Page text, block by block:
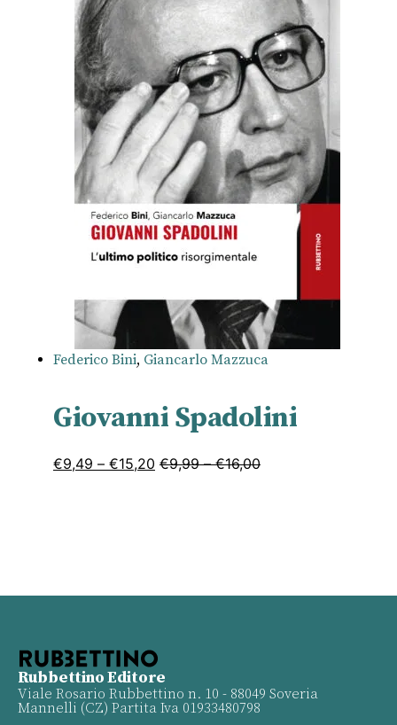
Federico Bini, Giancarlo Mazzuca
Giovanni Spadolini
€9,49 – €15,20 €9,99–€16,00
Rubbettino Editore
Viale Rosario Rubbettino n. 10 - 88049 Soveria
Mannelli (CZ) Partita Iva 01933480798